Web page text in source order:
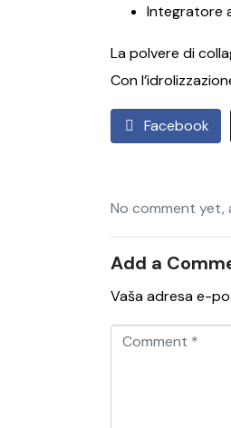
Integratore
La polvere di
Con
Facebook
No comment yet,
Add a
Vaša adresa e-